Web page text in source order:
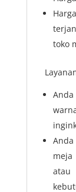
toko
atau